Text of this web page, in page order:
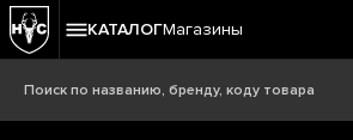
КАТАЛОГМагазины